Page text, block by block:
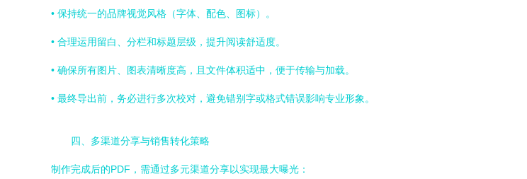
• 保持统一的品牌视觉风格（字体、配色、图标）。
• 合理运用留白、分栏和标题层级，提升阅读舒适度。
• 确保所有图片、图表清晰度高，且文件体积适中，便于传输与加载。
• 最终导出前，务必进行多次校对，避免错别字或格式错误影响专业形象。
四、多渠道分享与销售转化策略
制作完成后的PDF，需通过多元渠道分享以实现最大曝光：